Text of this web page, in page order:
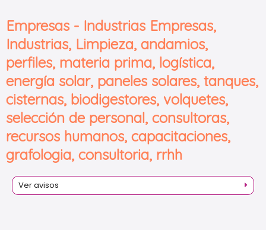
Empresas - Industrias Empresas,
Industrias, Limpieza, andamios,
perfiles, materia prima, logística,
energía solar, paneles solares, tanques,
cisternas, biodigestores, volquetes,
selección de personal, consultoras,
recursos humanos, capacitaciones,
grafologia, consultoria, rrhh
Ver avisos